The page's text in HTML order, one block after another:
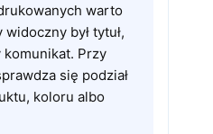
warto
był tytuł,
komunikat. Przy
się podział
koloru albo